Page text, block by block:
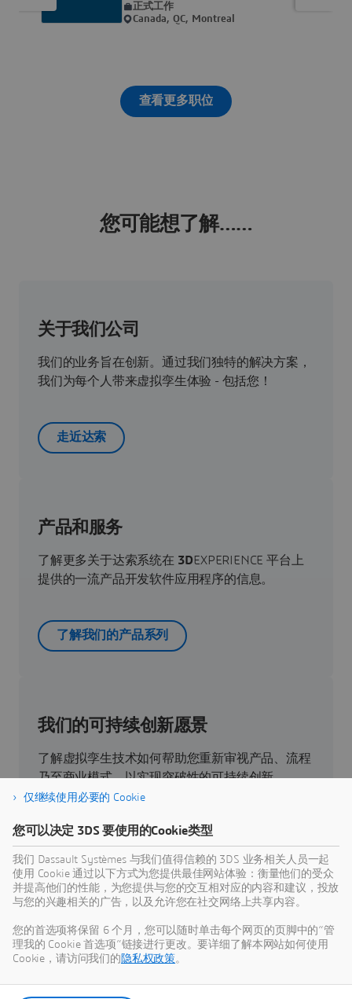
- Transformation & Growth
正式工作
Canada, QC, Montreal
查看更多职位
您可能想了解……
关于我们公司
我们的业务旨在创新。通过我们独特的解决方案，
我们为每个人带来虚拟孪生体验 - 包括您！
走近达索
产品和服务
了解更多关于达索系统在 3DEXPERIENCE 平台上
提供的一流产品开发软件应用程序的信息。
了解我们的产品系列
我们的可持续创新愿景
了解虚拟孪生技术如何帮助您重新审视产品、流程
乃至商业模式，以实现突破性的可持续创新。
跳转到可持续性
最新信息
访问达索系统的所有新闻稿和媒体资源。
仅继续使用必要的 Cookie
您可以决定 3DS 要使用的Cookie类型
我们 Dassault Systèmes 与我们值得信赖的 3DS 业务相关人员一起
使用 Cookie 通过以下方式为您提供最佳网站体验：衡量他们的受众
并提高他们的性能，为您提供与您的交互相对应的内容和建议，投放
与您的兴趣相关的广告，以及允许您在社交网络上共享内容。
您的首选项将保留 6 个月，您可以随时单击每个网页的页脚中的“管
理我的 Cookie 首选项”链接进行更改。要详细了解本网站如何使用
Cookie，请访问我们的 隐私权政策。